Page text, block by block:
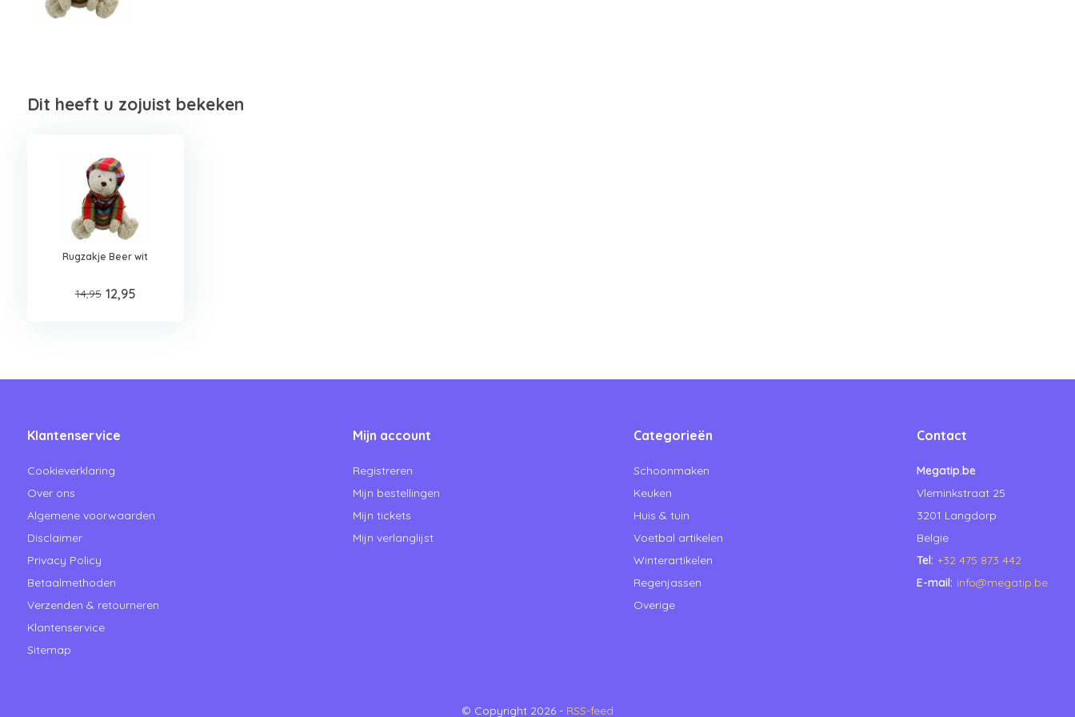
Dit heeft u zojuist bekeken
Rugzakje Beer wit
14,95 12,95
Klantenservice
Cookieverklaring
Over ons
Algemene voorwaarden
Disclaimer
Privacy Policy
Betaalmethoden
Verzenden & retourneren
Klantenservice
Sitemap
Mijn account
Registreren
Mijn bestellingen
Mijn tickets
Mijn verlanglijst
Categorieën
Schoonmaken
Keuken
Huis & tuin
Voetbal artikelen
Winterartikelen
Regenjassen
Overige
Contact
Megatip.be
Vleminkstraat 25
3201 Langdorp
Belgie
Tel: +32 475 873 442
E-mail: info@megatip.be
© Copyright 2026 - RSS-feed